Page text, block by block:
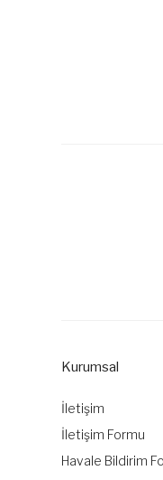
Ürün
Bu ürüne
Kurumsal
İletişim
İletişim Formu
Havale Bildirim